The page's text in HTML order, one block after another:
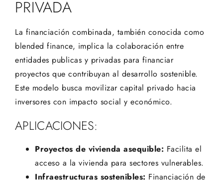
PRIVADA
La financiación combinada, también conocida como
blended finance, implica la colaboración entre
entidades publicas y privadas para financiar
proyectos que contribuyan al desarrollo sostenible.
Este modelo busca movilizar capital privado hacia
inversores con impacto social y económico.
APLICACIONES:
Proyectos de vivienda asequible: Facilita el
acceso a la vivienda para sectores vulnerables.
Infraestructuras sostenibles: Financiación de